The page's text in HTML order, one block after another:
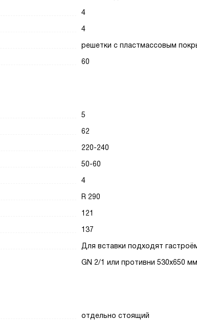
4
4
решетки с пластмассовым
60
5
62
220-240
50-60
4
R 290
121
137
Для вставки подходят
GN 2/1 или противни 530x650 мм
отдельно стоящий